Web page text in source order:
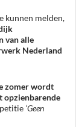
kunnen melden,
van alle
Nederland
zomer wordt
opzienbarende
‘Geen